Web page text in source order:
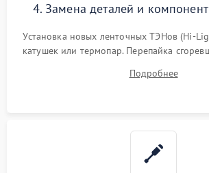
4. Замена деталей и
Установка новых ленточных ТЭНов (Hi-
катушек или термопар. Перепайка
дорожек. Очистка контактов и замена
Подробнее